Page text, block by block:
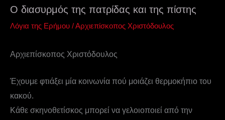
Ο διασυρμός της πατρίδας και της πίστης
Λόγια της Ερήμου /Αρχιεπίσκοπος Χριστόδουλος
Αρχιεπίσκοπος Χριστόδουλος
Έχουμε φτιάξει μία κοινωνία πού μοιάζει θερμοκήπιο του
κακού.
Κάθε σκηνοθετίσκος μπορεί να γελοιοποιεί από την